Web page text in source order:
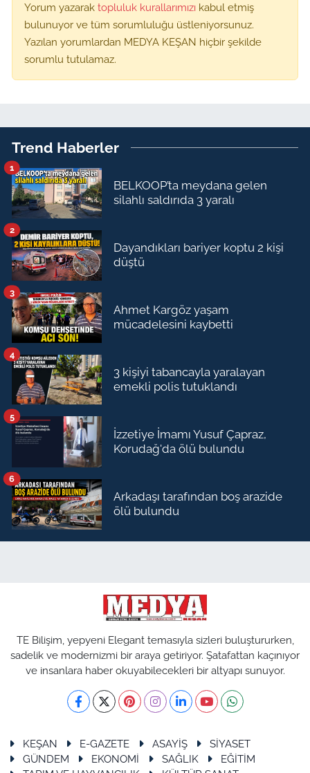
Yorum yazarak topluluk kurallarımızı kabul etmiş
bulunuyor ve tüm sorumluluğu üstleniyorsunuz.
Yazılan yorumlardan MEDYA KEŞAN hiçbir şekilde
sorumlu tutulamaz.
Trend Haberler
BELKOOP’ta meydana gelen
silahlı saldırıda 3 yaralı
1
Dayandıkları bariyer koptu 2 kişi
düştü
2
Ahmet Kargöz yaşam
mücadelesini kaybetti
3
3 kişiyi tabancayla yaralayan
emekli polis tutuklandı
4
İzzetiye İmamı Yusuf Çapraz,
Korudağ'da ölü bulundu
5
Arkadaşı tarafından boş arazide
ölü bulundu
6
TE Bilişim, yepyeni Elegant temasıyla sizleri buluştururken,
sadelik ve modernizmi bir araya getiriyor. Şatafattan kaçınıyor
ve insanlara haber okuyabilecekleri bir altyapı sunuyor.
KEŞAN E-GAZETE ASAYİŞ
SİYASET
GÜNDEM
EKONOMİ SAĞLIK
EĞİTİM